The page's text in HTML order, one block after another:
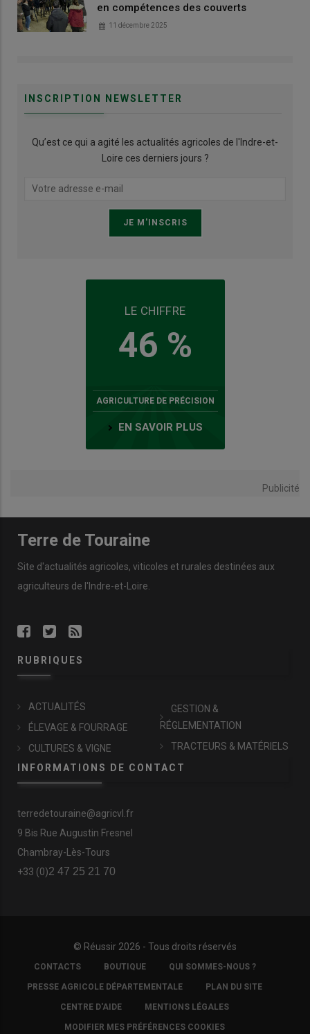
en compétences des couverts
11 décembre 2025
INSCRIPTION NEWSLETTER
Qu’est ce qui a agité les actualités agricoles de l'Indre-et-
Loire ces derniers jours ?
LE CHIFFRE
46 %
AGRICULTURE DE PRÉCISION
EN SAVOIR PLUS
Publicité
Terre de Touraine
Site d'actualités agricoles, viticoles et rurales destinées aux
agriculteurs de l'Indre-et-Loire.
RUBRIQUES
ACTUALITÉS
ÉLEVAGE & FOURRAGE
CULTURES & VIGNE
GESTION &
RÉGLEMENTATION
TRACTEURS & MATÉRIELS
INFORMATIONS DE CONTACT
terredetouraine@agricvl.fr
9 Bis Rue Augustin Fresnel
Chambray-Lès-Tours
+33 (0)2 47 25 21 70
© Réussir 2026 - Tous droits réservés
FOOTER
COPYRIGHT
CONTACTS BOUTIQUE QUI SOMMES-NOUS ?
PRESSE AGRICOLE DÉPARTEMENTALE PLAN DU SITE
CENTRE D'AIDE MENTIONS LÉGALES
MODIFIER MES PRÉFÉRENCES COOKIES